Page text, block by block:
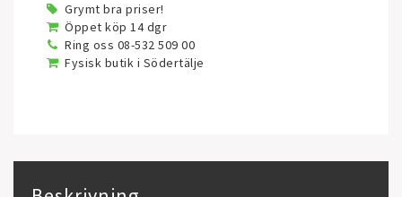
Grymt bra priser!
Öppet köp 14 dgr
Ring oss 08-532 509 00
Fysisk butik i Södertälje